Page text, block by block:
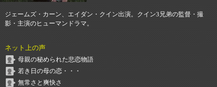
ジェームズ・カーン、エイダン・クイン出演。クイン3兄弟の監督・撮
影・主演のヒューマンドラマ。
ネット上の声
母親の秘められた悲恋物語
若き日の母の恋・・・
無常さと爽快さ